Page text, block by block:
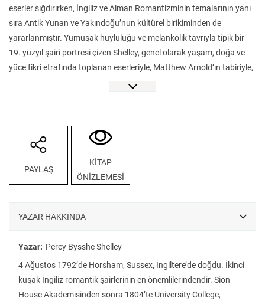
eserler sığdırırken, İngiliz ve Alman Romantizminin temalarının yanı
sıra Antik Yunan ve Yakındoğu’nun kültürel birikiminden de
yararlanmıştır. Yumuşak huyluluğu ve melankolik tavrıyla tipik bir
19. yüzyıl şairi portresi çizen Shelley, genel olarak yaşam, doğa ve
yüce fikri etrafında toplanan eserleriyle, Matthew Arnold’ın tabiriyle,
“ışıltılı kanatlarını boşlukta boş yere çırpan güzel ve etkisiz bir melek”
Ne var ki, Shelley’nin sesi, konu özgürlük olduğunda adeta bir
gökgürültüsüne dönüşür. Şiirleri, özellikle de “Anarşinin Maskesi”,
dünyanın en ilham verici hak savunusu eserlerinden biri kabul
edilmiş; 1940’larda Gandhi aracılığıyla Hindistan’ın bağımsızlık
mücadelesinde, 1989’da Çin’in Tiananmen Meydanında ve 2011’de
olmuştur.
çevirisiyle okurlarını selamlıyor.
PAYLAŞ
KİTAP
ÖNİZLEMESİ
YAZAR HAKKINDA
Yazar: Percy Bysshe Shelley
4 Ağustos 1792’de Horsham, Sussex, İngiltere’de doğdu. İkinci
kuşak İngiliz romantik şairlerinin en önemlilerindendir. Sion
House Akademisinden sonra 1804’te University College,